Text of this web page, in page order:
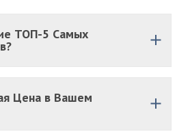
ТОП-5 Самых
Цена в Вашем